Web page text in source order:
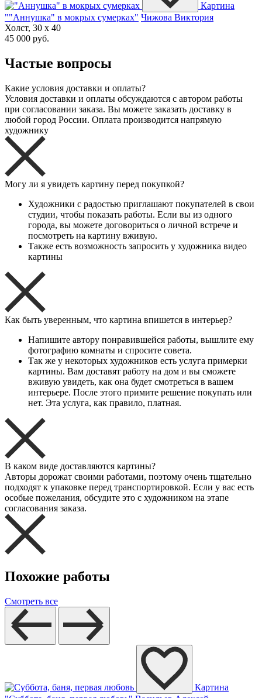
Картина
""Аннушка" в мокрых сумерках" Чижова Виктория
Холст, 30 x 40
45 000 руб.
Частые вопросы
Какие условия доставки и оплаты?
Условия доставки и оплаты обсуждаются с автором работы
при согласовании заказа. Вы можете заказать доставку в
любой город России. Оплата производится напрямую
художнику
Могу ли я увидеть картину перед покупкой?
Художники с радостью приглашают покупателей в свои
студии, чтобы показать работы. Если вы из одного
города, вы можете договориться о личной встрече и
посмотреть на картину вживую.
Также есть возможность запросить у художника видео
картины
Как быть уверенным, что картина впишется в интерьер?
Напишите автору понравившейся работы, вышлите ему
фотографию комнаты и спросите совета.
Так же у некоторых художников есть услуга примерки
картины. Вам доставят работу на дом и вы сможете
вживую увидеть, как она будет смотреться в вашем
интерьере. После этого примите решение покупать или
нет. Эта услуга, как правило, платная.
В каком виде доставляются картины?
Авторы дорожат своими работами, поэтому очень тщательно
подходят к упаковке перед транспортировкой. Если у вас есть
особые пожелания, обсудите это с художником на этапе
согласования заказа.
Похожие работы
Смотреть все
Картина